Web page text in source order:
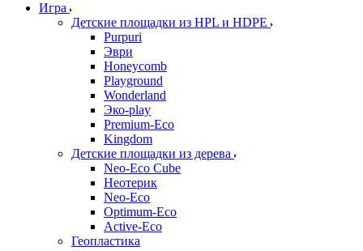
Игра
Детские площадки из HPL и HDPE
Purpuri
Эври
Honeycomb
Playground
Wonderland
Эко-play
Premium-Eco
Kingdom
Детские площадки из дерева
Neo-Eco Cube
Неотерик
Neo-Eco
Оptimum-Еco
Active-Eco
Геопластика